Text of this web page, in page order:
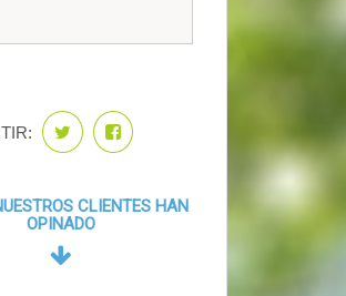
CLIENTES HAN
OPINADO